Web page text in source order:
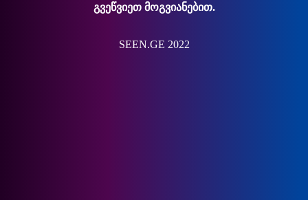
გვეწვიეთ მოგვიანებით.
SEEN.GE 2022